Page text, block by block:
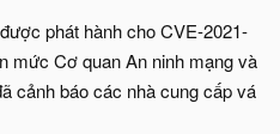
phát hành cho CVE-2021-
mức Cơ quan An ninh mạng và
cảnh báo các nhà cung cấp vá